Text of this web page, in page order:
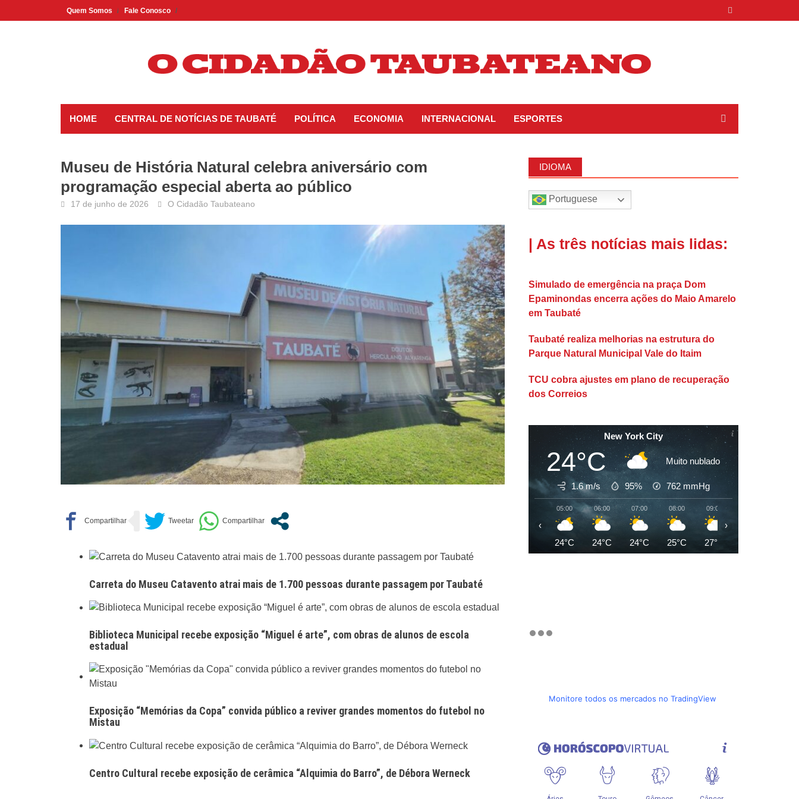
to
Quem Somos Fale Conosco
HOME CENTRAL DE NOTÍCIAS DE TAUBATÉ POLÍTICA ECONOMIA INTERNACIONAL ESPORTES
Museu de História Natural celebra aniversário com
programação especial aberta ao público
17 de junho de 2026 O Cidadão Taubateano
Carreta do Museu Catavento atrai mais de 1.700 pessoas durante passagem por Taubaté
Biblioteca Municipal recebe exposição “Miguel é arte”, com obras de alunos de escola
estadual
Exposição “Memórias da Copa” convida público a reviver grandes momentos do futebol no
Mistau
Centro Cultural recebe exposição de cerâmica “Alquimia do Barro”, de Débora Werneck
IDIOMA
Portuguese
| As três notícias mais lidas:
Simulado de emergência na praça Dom
Epaminondas encerra ações do Maio Amarelo
em Taubaté
Taubaté realiza melhorias na estrutura do
Parque Natural Municipal Vale do Itaim
TCU cobra ajustes em plano de recuperação
dos Correios
New York City
24°C Muito nublado
1.6 m/s 95% 762 mmHg
05:00
24°C
06:00
24°C
07:00
24°C
08:00
25°C
09:00
27°C
‹ ›
Monitore todos os mercados no TradingView